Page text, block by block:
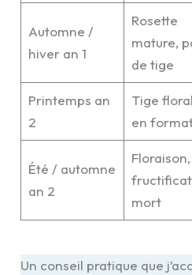
Automne /
hiver an 1
Rosette
mature,
de tige
Printemps an
2
Tige
en
Été / automne
an 2
Floraison,
mort
Un conseil pratique que